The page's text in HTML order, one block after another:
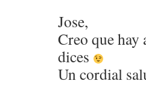
Jose,
Creo que hay
dices
Un cordial